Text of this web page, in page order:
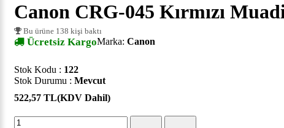
Canon CRG-045 Kırmızı
Bu ürüne 138 kişi baktı
Ücretsiz KargoMarka: Canon
Stok Kodu : 122
Stok Durumu : Mevcut
522,57 TL(KDV Dahil)